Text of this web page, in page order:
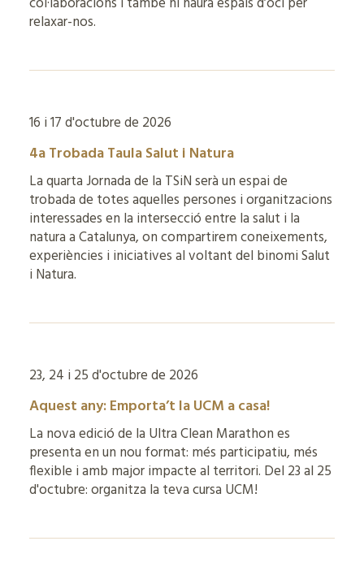
relaxar-nos.
16 i 17 d'octubre de 2026
4a Trobada Taula Salut i Natura
La quarta Jornada de la TSiN serà un espai de
trobada de totes aquelles persones i organitzacions
interessades en la intersecció entre la salut i la
natura a Catalunya, on compartirem coneixements,
experiències i iniciatives al voltant del binomi Salut
i Natura.
23, 24 i 25 d'octubre de 2026
Aquest any: Emporta’t la UCM a casa!
La nova edició de la Ultra Clean Marathon es
presenta en un nou format: més participatiu, més
flexible i amb major impacte al territori. Del 23 al 25
d'octubre: organitza la teva cursa UCM!